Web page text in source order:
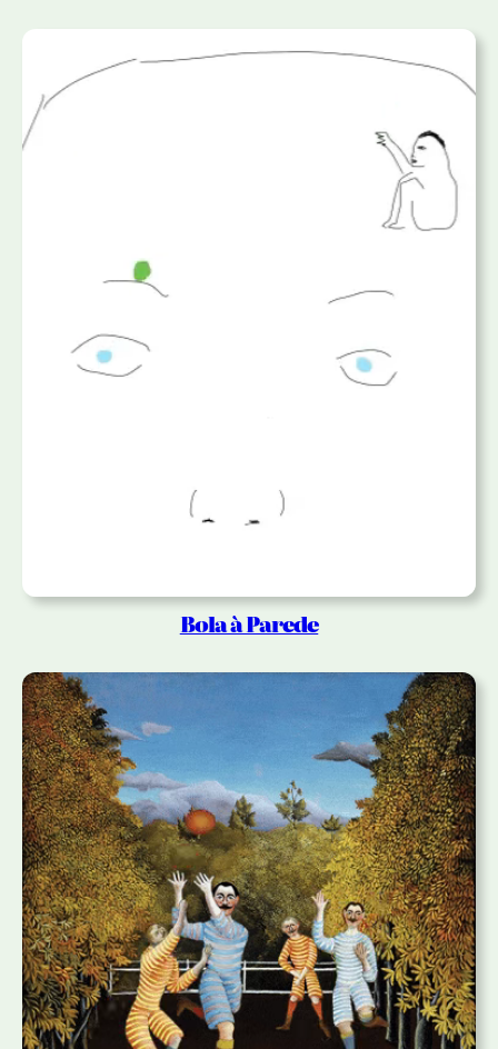
Bola à Parede